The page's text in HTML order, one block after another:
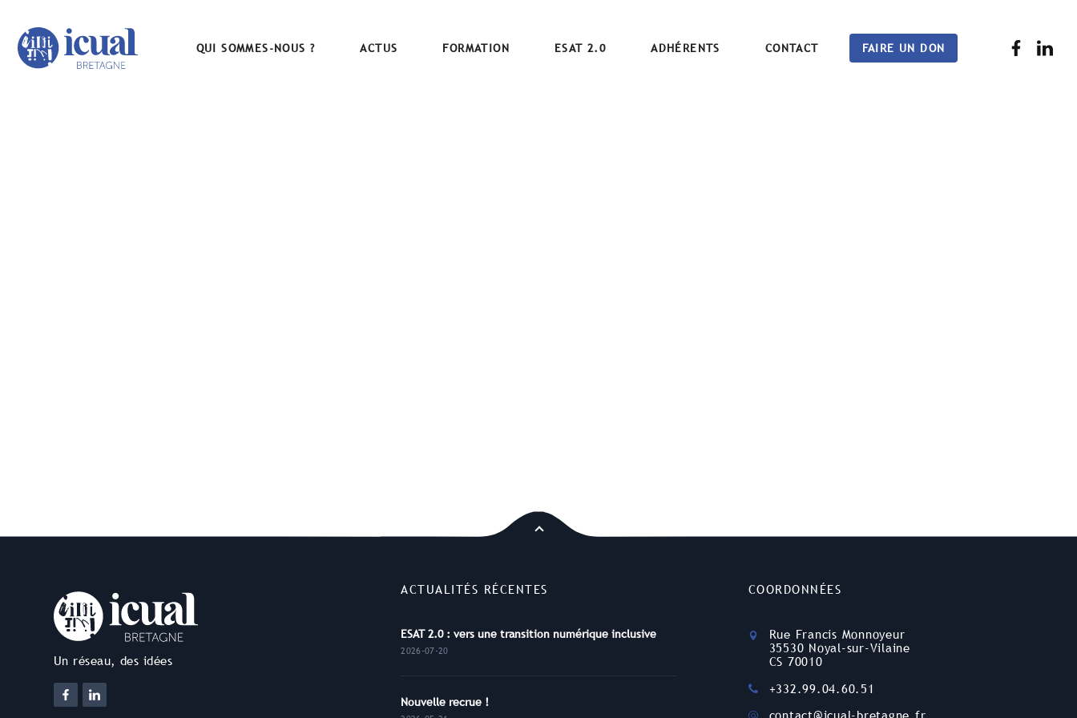
QUI SOMMES-NOUS ? ACTUS FORMATION ESAT 2.0 ADHÉRENTS CONTACT FAIRE UN DON
Un réseau, des idées
ACTUALITÉS RÉCENTES
ESAT 2.0 : vers une transition numérique inclusive
2026-07-20
Nouvelle recrue !
COORDONNÉES
Rue Francis Monnoyeur
35530 Noyal-sur-Vilaine
CS 70010
+332.99.04.60.51
contact@icual-bretagne.fr